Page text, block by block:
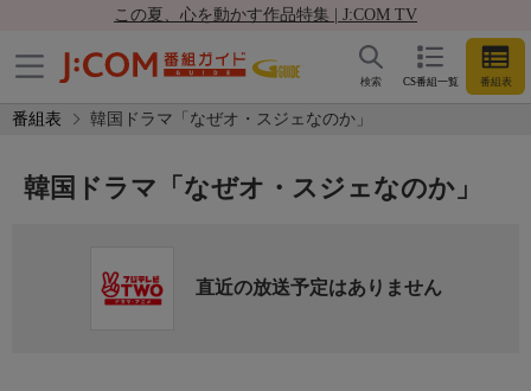
この夏、心を動かす作品特集 | J:COM TV
CS番組一覧 番組表
検索
番組表 韓国ドラマ「なぜオ・スジェなのか」
韓国ドラマ「なぜオ・スジェなのか」
直近の放送予定はありません